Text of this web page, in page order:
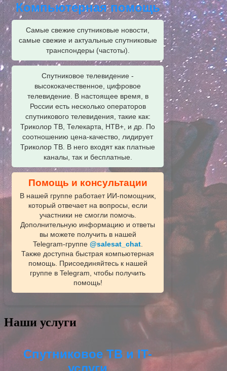
Компьютерная помощь
Самые свежие спутниковые новости,
самые свежие и актуальные спутниковые
транспондеры (частоты).
Спутниковое телевидение -
высококачественное, цифровое
телевидение. В настоящее время, в
России есть несколько операторов
спутникового телевидения, такие как:
Триколор ТВ, Телекарта, НТВ+, и др. По
соотношению цена-качество, лидирует
Триколор ТВ. В него входят как платные
каналы, так и бесплатные.
Помощь и консультации
В нашей группе работает ИИ‑помощник,
который отвечает на вопросы, если
участники не смогли помочь.
Дополнительную информацию и ответы
вы можете получить в нашей
Telegram‑группе @salesat_chat.
Также доступна быстрая компьютерная
помощь. Присоединяйтесь к нашей
группе в Telegram, чтобы получить
помощь!
Наши услуги
Спутниковое ТВ и IT-
услуги